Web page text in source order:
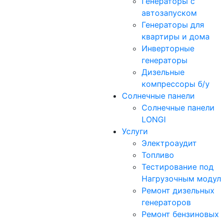
автозапуском
Генераторы для
квартиры и дома
Инверторные
генераторы
Дизельные
компрессоры б/у
Солнечные панели
Солнечные панели
LONGI
Услуги
Электроаудит
Топливо
Тестирование под
Нагрузочным
Ремонт дизельных
генераторов
Ремонт бензиновых